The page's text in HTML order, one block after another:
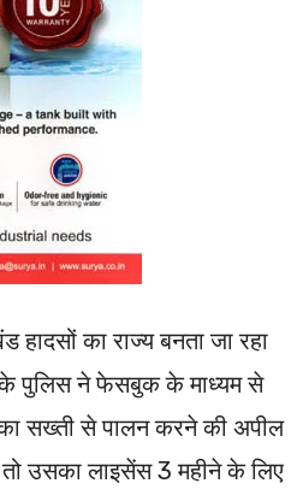
हादसों का राज्य बनता जा रहा
के पुलिस ने फेसबुक के माध्यम से
सख्ती से पालन करने की अपील
उसका लाइसेंस 3 महीने के लिए